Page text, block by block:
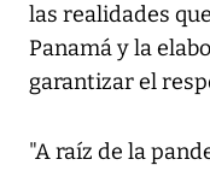
las realidades
Panamá y la
garantizar el
"A raíz de la